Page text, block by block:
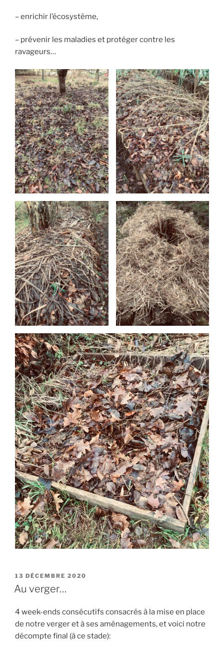
– enrichir l’écosystème,
– prévenir les maladies et protéger contre les
ravageurs…
PUBLIÉ
LE
13 DÉCEMBRE 2020
Au verger…
4 week-ends consécutifs consacrés à la mise en place
de notre verger et à ses aménagements, et voici notre
décompte final (à ce stade):